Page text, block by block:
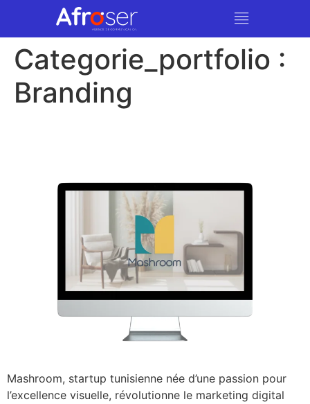
Categorie_portfolio :
Branding
Mashroom, startup tunisienne née d’une passion pour
l’excellence visuelle, révolutionne le marketing digital